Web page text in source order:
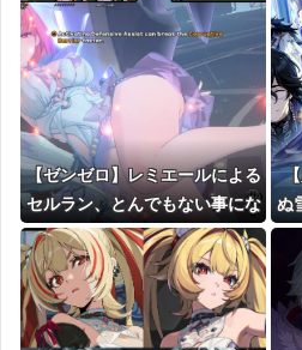
【ゼンゼロ】レミエールによる
セルラン、とんでもない事にな
る
ぬ